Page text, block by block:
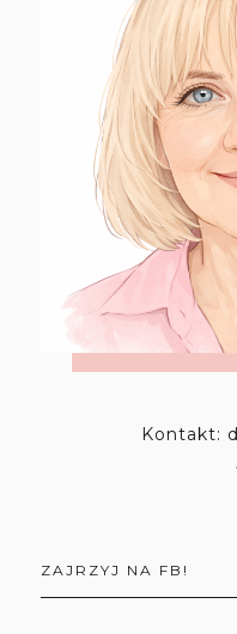
Kontakt:
ZAJRZYJ NA FB!